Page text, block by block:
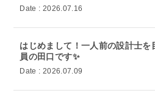
Date : 2026.07.16
はじめまして！一人前の設計士を
員の田口です✨
Date : 2026.07.09